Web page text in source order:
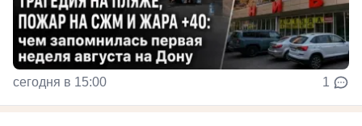
сегодня в 15:00 1